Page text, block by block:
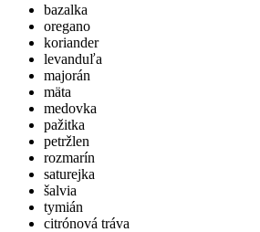
bazalka
oregano
koriander
levanduľa
majorán
mäta
medovka
pažitka
petržlen
rozmarín
saturejka
šalvia
tymián
citrónová tráva